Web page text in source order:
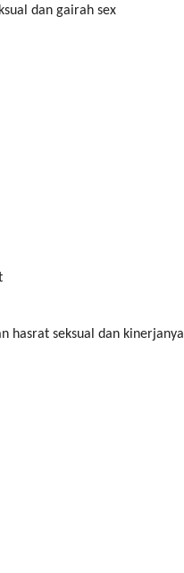
dan gairah sex
hasrat seksual dan kinerjanya